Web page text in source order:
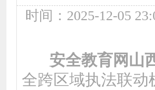
时间：2025-12-05
安全教育网山
全跨区域执法联